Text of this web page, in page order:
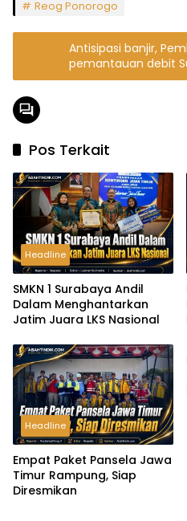
Reog Ponorogo
Antisipasi banjir,
pemantauan debit
Pos Terkait
Headline
SMKN 1 Surabaya Andil
Dalam Menghantarkan
Jatim Juara LKS Nasional
Headline
Empat Paket Pansela Jawa
Timur Rampung, Siap
Diresmikan
Headline